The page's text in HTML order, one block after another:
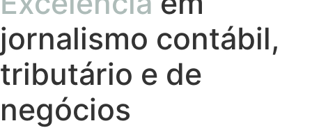
jornalismo contábil,
tributário e de
negócios